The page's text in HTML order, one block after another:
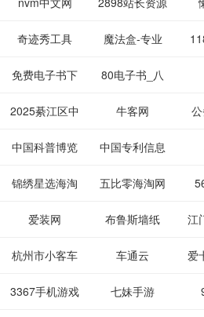
平台
奇迹秀工具
箱-设计师必
备设计工具及
各类设计辅助
神器
魔法盒-专业
的游戏动画特
效学习平台
免费电子书下
载网,txt小说
免费下载,全集
全本完结txt小
说-书本网
80电子书_八
零电子书
_80txt_八零
小说网
2025綦江区中
考志愿填报系
统
牛客网
中国科普博览 中国专利信息
网
锦绣星选海淘 五比零海淘网
爱装网 布鲁斯墙纸 江
杭州市小客车
总量调控管理
车通云 爱
3367手机游戏 七妹手游